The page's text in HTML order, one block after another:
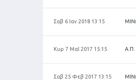
Σαβ 6 Ιαν 2018 13:15
Κυρ 7 Μαΐ 2017 15:15 Α.Π.
Σαβ 25 Φεβ 2017 13:15